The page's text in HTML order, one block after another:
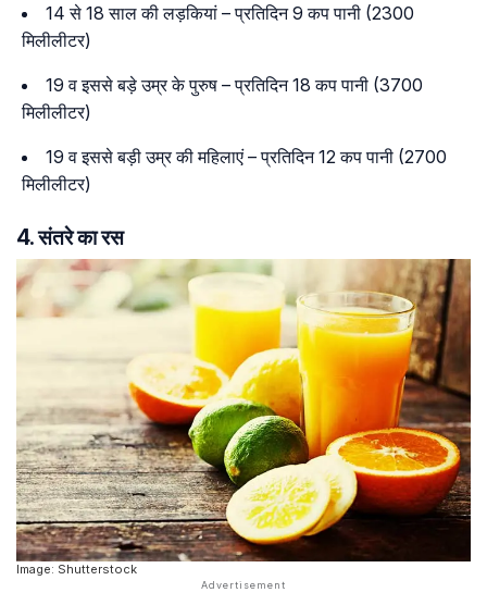
14 से 18 साल की लड़कियां – प्रतिदिन 9 कप पानी (2300
मिलीलीटर)
19 व इससे बड़े उम्र के पुरुष – प्रतिदिन 18 कप पानी (3700
मिलीलीटर)
19 व इससे बड़ी उम्र की महिलाएं – प्रतिदिन 12 कप पानी (2700
मिलीलीटर)
4. संतरे का रस
Image: Shutterstock